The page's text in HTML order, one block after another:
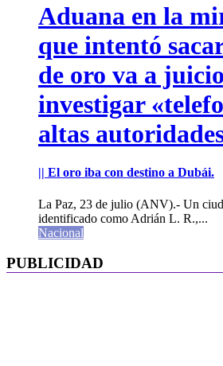
Aduana en la
que intentó
de oro va a
investigar
altas
|| El oro iba con destino a Dubái.
La Paz, 23 de julio (ANV).- Un
identificado como Adrián L. R.,...
Nacional
PUBLICIDAD